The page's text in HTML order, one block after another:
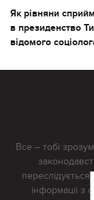
Як рівняни
в президенство
відомого
Все – тобі
інформації з